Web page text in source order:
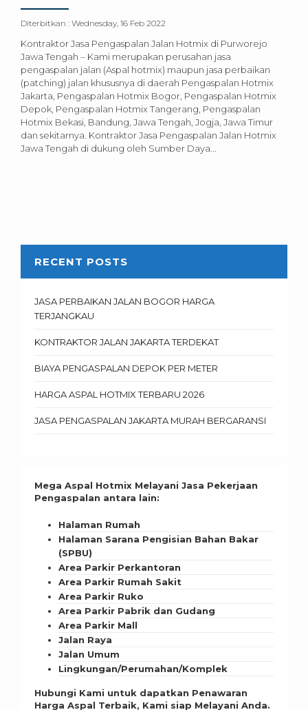
Diterbitkan : Wednesday, 16 Feb 2022
Kontraktor Jasa Pengaspalan Jalan Hotmix di Purworejo
Jawa Tengah – Kami merupakan perusahan jasa
pengaspalan jalan (Aspal hotmix) maupun jasa perbaikan
(patching) jalan khususnya di daerah Pengaspalan Hotmix
Jakarta, Pengaspalan Hotmix Bogor, Pengaspalan Hotmix
Depok, Pengaspalan Hotmix Tangerang, Pengaspalan
Hotmix Bekasi, Bandung, Jawa Tengah, Jogja, Jawa Timur
dan sekitarnya. Kontraktor Jasa Pengaspalan Jalan Hotmix
Jawa Tengah di dukung oleh Sumber Daya...
RECENT POSTS
JASA PERBAIKAN JALAN BOGOR HARGA
TERJANGKAU
KONTRAKTOR JALAN JAKARTA TERDEKAT
BIAYA PENGASPALAN DEPOK PER METER
HARGA ASPAL HOTMIX TERBARU 2026
JASA PENGASPALAN JAKARTA MURAH BERGARANSI
Mega Aspal Hotmix Melayani Jasa Pekerjaan
Pengaspalan antara lain:
Halaman Rumah
Halaman Sarana Pengisian Bahan Bakar
(SPBU)
Area Parkir Perkantoran
Area Parkir Rumah Sakit
Area Parkir Ruko
Area Parkir Pabrik dan Gudang
Area Parkir Mall
Jalan Raya
Jalan Umum
Lingkungan/Perumahan/Komplek
Hubungi Kami untuk dapatkan Penawaran
Harga Aspal Terbaik, Kami siap Melayani Anda.